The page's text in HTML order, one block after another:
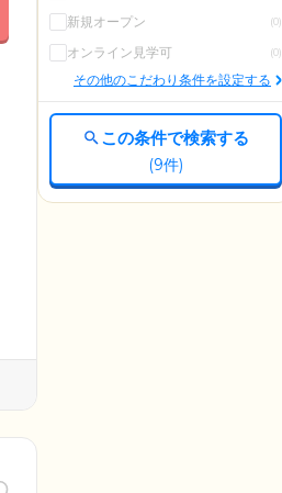
新規オープン (0)
オンライン見学可 (0)
その他のこだわり条件を設定する
この条件で検索する
(9件)